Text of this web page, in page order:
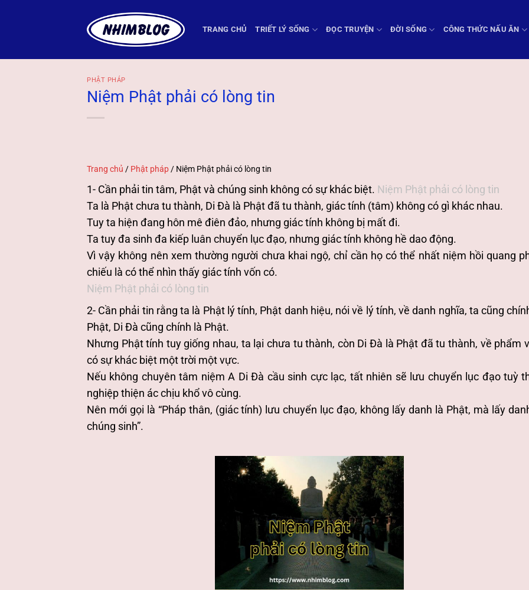
TRANG CHỦ TRIẾT LÝ SỐNG ĐỌC TRUYỆN ĐỜI SỐNG CÔNG THỨC NẤU ĂN
PHẬT PHÁP
Niệm Phật phải có lòng tin
Trang chủ / Phật pháp / Niệm Phật phải có lòng tin
1- Cần phải tin tâm, Phật và chúng sinh không có sự khác biệt. Niệm Phật phải có lòng tin
Ta là Phật chưa tu thành, Di Đà là Phật đã tu thành, giác tính (tâm) không có gì khác nhau.
Tuy ta hiện đang hôn mê điên đảo, nhưng giác tính không bị mất đi.
Ta tuy đa sinh đa kiếp luân chuyển lục đạo, nhưng giác tính không hề dao động.
Vì vậy không nên xem thường người chưa khai ngộ, chỉ cần họ có thể nhất niệm hồi quang
chiếu là có thể nhìn thấy giác tính vốn có.
Niệm Phật phải có lòng tin
2- Cần phải tin rằng ta là Phật lý tính, Phật danh hiệu, nói về lý tính, về danh nghĩa, ta cũng
Phật, Di Đà cũng chính là Phật.
Nhưng Phật tính tuy giống nhau, ta lại chưa tu thành, còn Di Đà là Phật đã tu thành, về phẩm
có sự khác biệt một trời một vực.
Nếu không chuyên tâm niệm A Di Đà cầu sinh cực lạc, tất nhiên sẽ lưu chuyển lục đạo tuỳ
nghiệp thiện ác chịu khổ vô cùng.
Nên mới gọi là “Pháp thân, (giác tính) lưu chuyển lục đạo, không lấy danh là Phật, mà lấy
chúng sinh”.